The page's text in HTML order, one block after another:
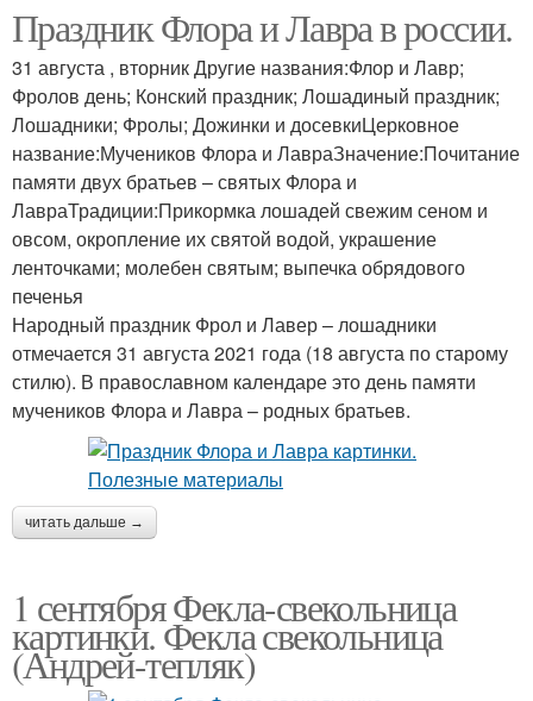
Праздник Флора и Лавра в россии.
31 августа , вторник Другие названия:Флор и Лавр;
Фролов день; Конский праздник; Лошадиный праздник;
Лошадники; Фролы; Дожинки и досевкиЦерковное
название:Мучеников Флора и ЛавраЗначение:Почитание
памяти двух братьев – святых Флора и
ЛавраТрадиции:Прикормка лошадей свежим сеном и
овсом, окропление их святой водой, украшение
ленточками; молебен святым; выпечка обрядового
печенья
Народный праздник Фрол и Лавер – лошадники
отмечается 31 августа 2021 года (18 августа по старому
стилю). В православном календаре это день памяти
мучеников Флора и Лавра – родных братьев.
читать дальше →
1 сентября Фекла-свекольница
картинки. Фекла свекольница
(Андрей-тепляк)